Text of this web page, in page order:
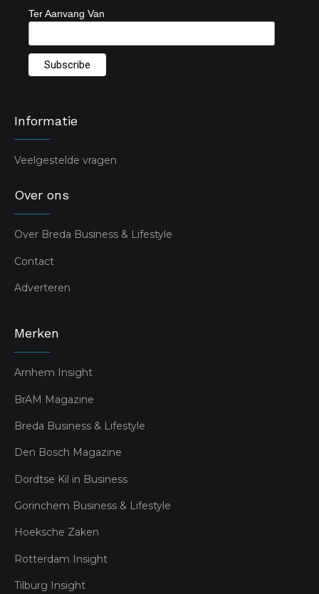
Ter Aanvang Van
Informatie
Veelgestelde vragen
Over ons
Over Breda Business & Lifestyle
Contact
Adverteren
Merken
Arnhem Insight
BrAM Magazine
Breda Business & Lifestyle
Den Bosch Magazine
Dordtse Kil in Business
Gorinchem Business & Lifestyle
Hoeksche Zaken
Rotterdam Insight
Tilburg Insight